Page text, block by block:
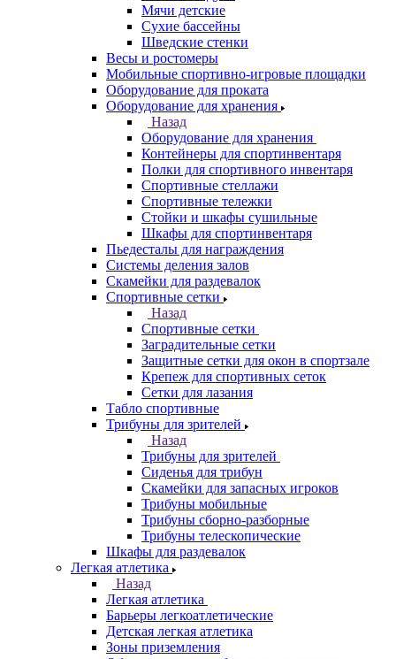
Мячи детские
Сухие бассейны
Шведские стенки
Весы и ростомеры
Мобильные спортивно-игровые площадки
Оборудование для проката
Оборудование для хранения
Назад
Оборудование для хранения
Контейнеры для спортинвентаря
Полки для спортивного инвентаря
Спортивные стеллажи
Спортивные тележки
Стойки и шкафы сушильные
Шкафы для спортинвентаря
Пьедесталы для награждения
Системы деления залов
Скамейки для раздевалок
Спортивные сетки
Назад
Спортивные сетки
Заградительные сетки
Защитные сетки для окон в спортзале
Крепеж для спортивных сеток
Сетки для лазания
Табло спортивные
Трибуны для зрителей
Назад
Трибуны для зрителей
Сиденья для трибун
Скамейки для запасных игроков
Трибуны мобильные
Трибуны сборно-разборные
Трибуны телескопические
Шкафы для раздевалок
Легкая атлетика
Назад
Легкая атлетика
Барьеры легкоатлетические
Детская легкая атлетика
Зоны приземления